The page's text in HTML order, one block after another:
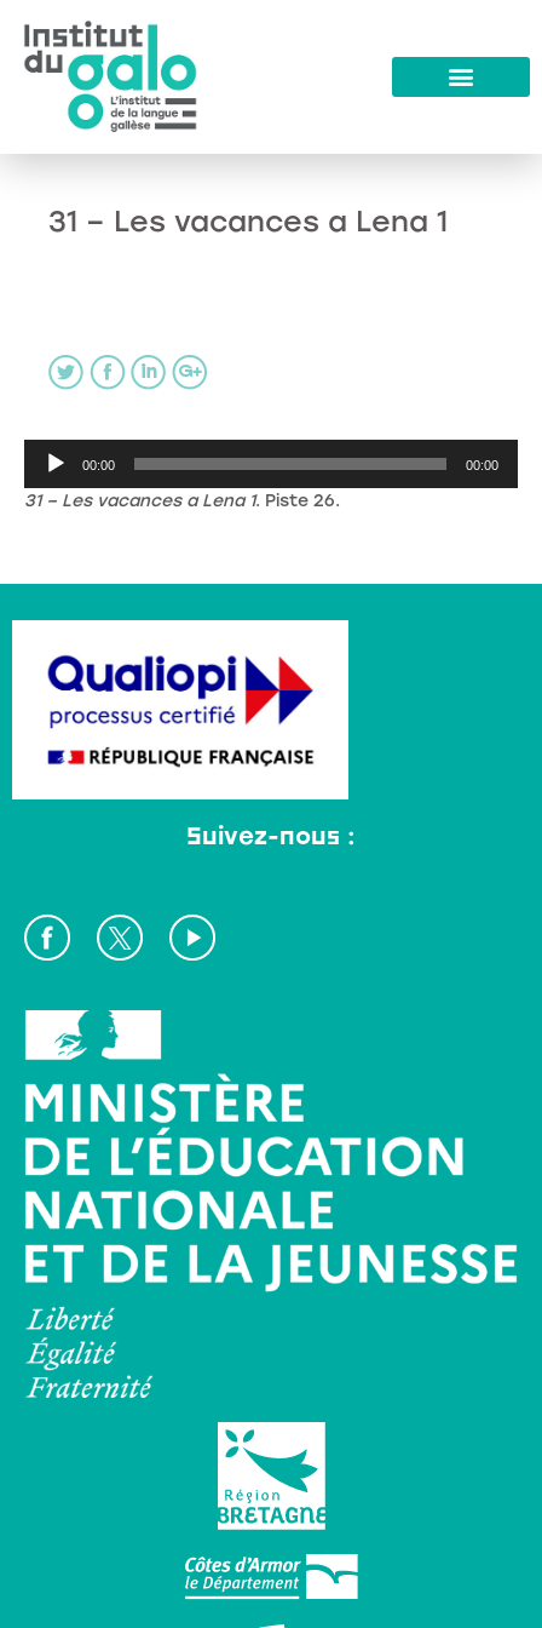
31 – Les vacances a Lena 1
Lecteur
audio
00:00 00:00
31 – Les vacances a Lena 1. Piste 26.
Suivez-nous :